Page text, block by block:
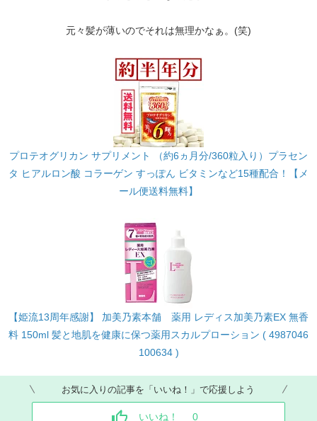
元々髪が薄いのでそれは無理かなぁ。(笑)
プロテオグリカン サプリメント （約6ヵ月分/360粒入り）プラセン
タ ヒアルロン酸 コラーゲン すっぽん ビタミンなど15種配合！【メ
ール便送料無料】
【姫流13周年感謝】 加美乃素本舗 薬用 レディス加美乃素EX 無香
料 150ml 髪と地肌を健康に保つ薬用スカルプローション ( 4987046
100634 )
お気に入りの記事を「いいね！」で応援しよう
いいね！ 0